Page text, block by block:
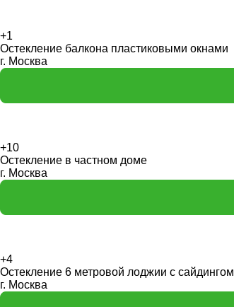
+1
Остекление балкона пластиковыми окнами
г. Москва
+10
Остекление в частном доме
г. Москва
+4
Остекление 6 метровой лоджии с сайдингом
г. Москва